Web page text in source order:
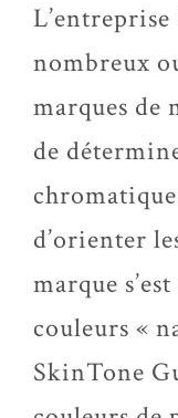
nombreux
marques de
de
d’orienter
marque
couleurs «
SkinTone